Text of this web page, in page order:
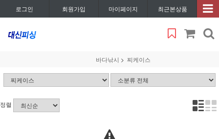
로그인 회원가입 마이페이지 최근본상품
바다낚시 찌케이스
정렬